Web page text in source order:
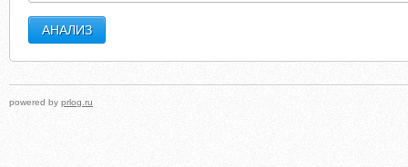
powered by prlog.ru